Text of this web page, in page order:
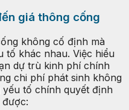
giá thông cống
không cố định mà
tố khác nhau. Việc hiểu
dự trù kinh phí chính
chi phí phát sinh không
tố chính quyết định